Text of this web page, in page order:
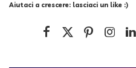
Aiutaci a crescere: lasciaci un like :)